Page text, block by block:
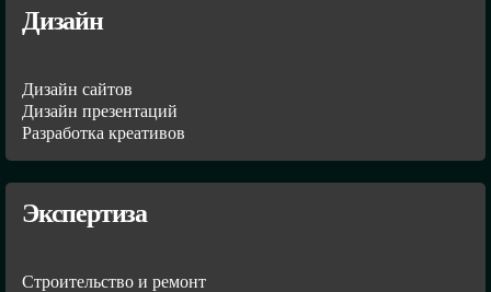
Дизайн
Дизайн сайтов
Дизайн презентаций
Разработка креативов
Экспертиза
Строительство и ремонт